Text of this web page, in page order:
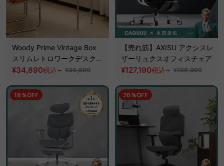
Woody Prime Vintage Box
スリムレトロワークデスク
【高級天然ツゲ材】
¥34,890税込~ ¥36,690
【売れ筋】AXISU アクシスレ
ザーリュクスオフィスチェア
¥127,190税込~ ¥158,990
18％OFF 20％OFF